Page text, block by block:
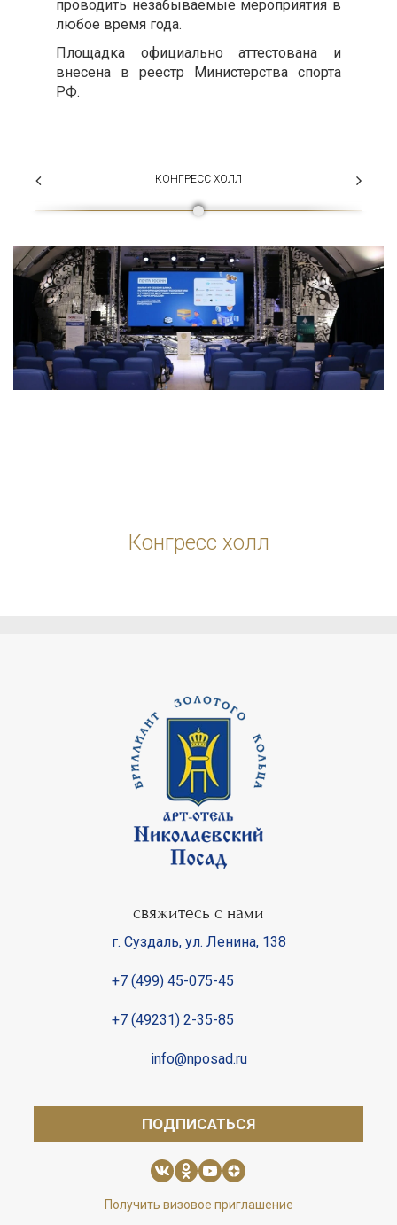
проводить незабываемые мероприятия в
любое время года.
Площадка официально аттестована и
внесена в реестр Министерства спорта
РФ.
КОНГРЕСС ХОЛЛ
Конгресс холл
свяжитесь с нами
г. Суздаль, ул. Ленина, 138
+7 (499) 45-075-45
+7 (49231) 2-35-85
info@nposad.ru
ПОДПИСАТЬСЯ
Получить визовое приглашение